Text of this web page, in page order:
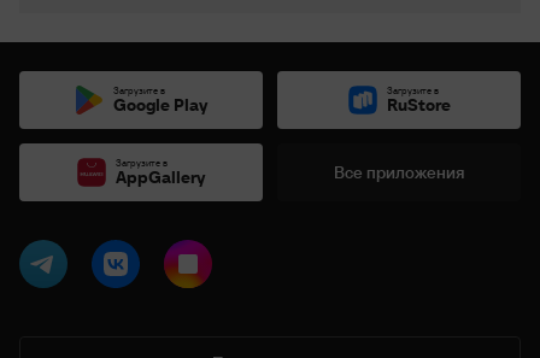
Загрузите в
Google Play
Загрузите в
RuStore
Загрузите в
AppGallery Все приложения